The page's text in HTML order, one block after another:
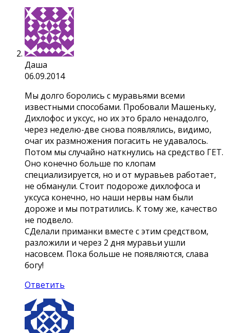
Даша
06.09.2014
Мы долго боролись с муравьями всеми
известными способами. Пробовали Машеньку,
Дихлофос и уксус, но их это брало ненадолго,
через неделю-две снова появлялись, видимо,
очаг их размножения погасить не удавалось.
Потом мы случайно наткнулись на средство ГЕТ.
Оно конечно больше по клопам
специализируется, но и от муравьев работает,
не обманули. Стоит подороже дихлофоса и
уксуса конечно, но наши нервы нам были
дороже и мы потратились. К тому же, качество
не подвело.
СДелали приманки вместе с этим средством,
разложили и через 2 дня муравьи ушли
насовсем. Пока больше не появляются, слава
богу!
Ответить